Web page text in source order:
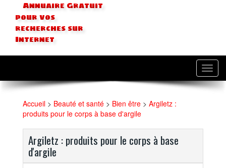
Annuaire Gratuit
pour vos
recherches sur
Internet
Accueil > Beauté et santé > Bien être > Argiletz :
produits pour le corps à base d'argile
Argiletz : produits pour le corps à base
d'argile